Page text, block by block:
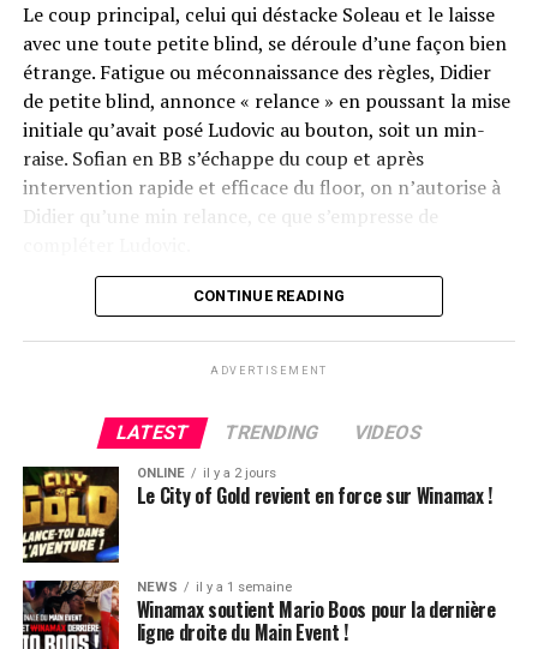
Le coup principal, celui qui déstacke Soleau et le laisse
avec une toute petite blind, se déroule d’une façon bien
étrange. Fatigue ou méconnaissance des règles, Didier
de petite blind, annonce « relance » en poussant la mise
initiale qu’avait posé Ludovic au bouton, soit un min-
raise. Sofian en BB s’échappe du coup et après
intervention rapide et efficace du floor, on n’autorise à
Didier qu’une min relance, ce que s’empresse de
Flop QJ4. All-in de Ludovic et insta call de Logghe, avec
peine une BB, qu’il perdra le coup suivant contre le
même adversaire.
Ludovic Soleau sort donc à la troisième place, pour un
joli gain de 15720€ !
Place au heads-up final.
CONTINUE READING
ADVERTISEMENT
LATEST TRENDING VIDEOS
ONLINE il y a 2 jours
Le City of Gold revient en force sur Winamax !
NEWS il y a 1 semaine
Winamax soutient Mario Boos pour la dernière
ligne droite du Main Event !